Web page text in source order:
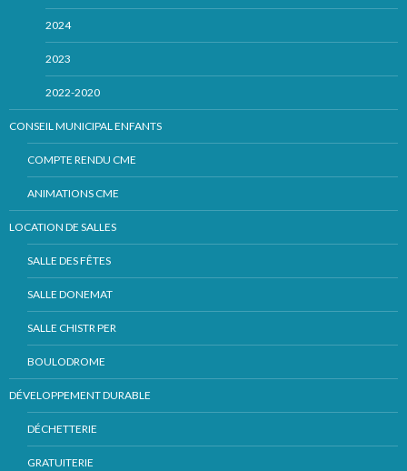
2024
2023
2022-2020
CONSEIL MUNICIPAL ENFANTS
COMPTE RENDU CME
ANIMATIONS CME
LOCATION DE SALLES
SALLE DES FÊTES
SALLE DONEMAT
SALLE CHISTR PER
BOULODROME
DÉVELOPPEMENT DURABLE
DÉCHETTERIE
GRATUITERIE